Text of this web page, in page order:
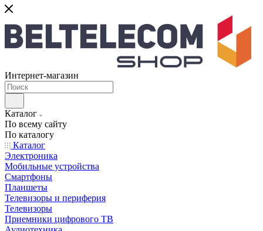
Интернет-магазин
Каталог
По всему сайту
По каталогу
Каталог
Электроника
Мобильные устройства
Смартфоны
Планшеты
Телевизоры и периферия
Телевизоры
Приемники цифрового ТВ